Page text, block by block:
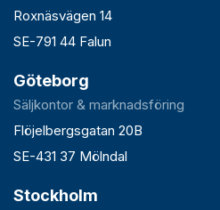
Roxnäsvägen 14
SE-791 44 Falun
Göteborg
Säljkontor & marknadsföring
Flöjelbergsgatan 20B
SE-431 37 Mölndal
Stockholm